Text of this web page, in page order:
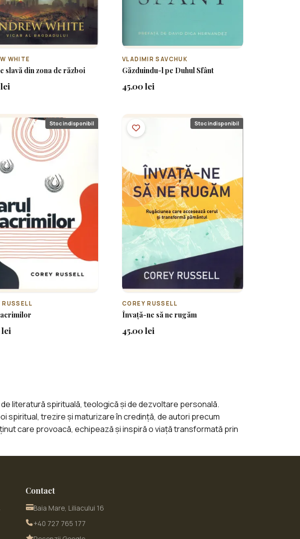
WHITE
slavă din zona de război
VLADIMIR SAVCHUK
Găzduindu-l pe Duhul Sfânt
45.00 lei
Stoc indisponibil
RUSSELL
Stoc indisponibil
COREY RUSSELL
Învață-ne să ne rugăm
45.00 lei
literatură spirituală, teologică și de dezvoltare personală.
spiritual, trezire și maturizare în credință, de autori precum
care provoacă, echipează și inspiră o viață transformată prin
Contact
Baia Mare, Liliacului 16
+40 727 765 177